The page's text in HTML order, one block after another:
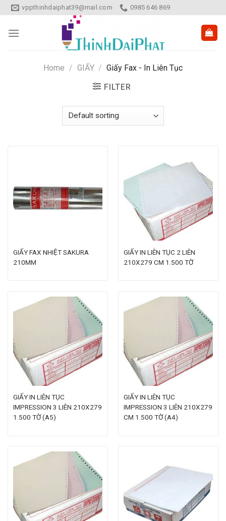
Skip
to
content
vppthinhdaiphat39@mail.com 0985 646 869
Home / GIẤY / Giấy Fax - In Liên Tục
FILTER
GIẤY FAX NHIỆT SAKURA
210MM
GIẤY IN LIÊN TỤC 2 LIÊN
210X279 CM 1.500 TỜ
GIẤY IN LIÊN TỤC
IMPRESSION 3 LIÊN 210X279
1.500 TỜ (A5)
GIẤY IN LIÊN TỤC
IMPRESSION 3 LIÊN 210X279
CM 1.500 TỜ (A4)